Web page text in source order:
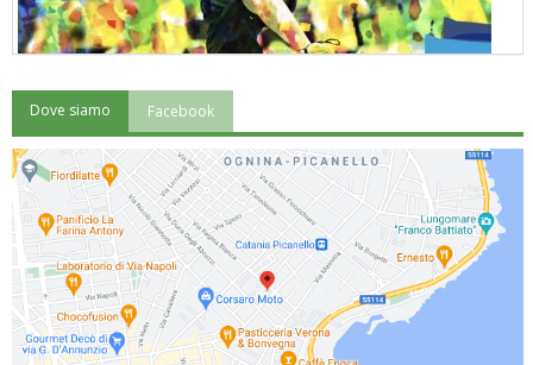
"Superare gli ostacoli": la relazione di Tiziano Pesce al CN Uisp
Dove siamo Facebook